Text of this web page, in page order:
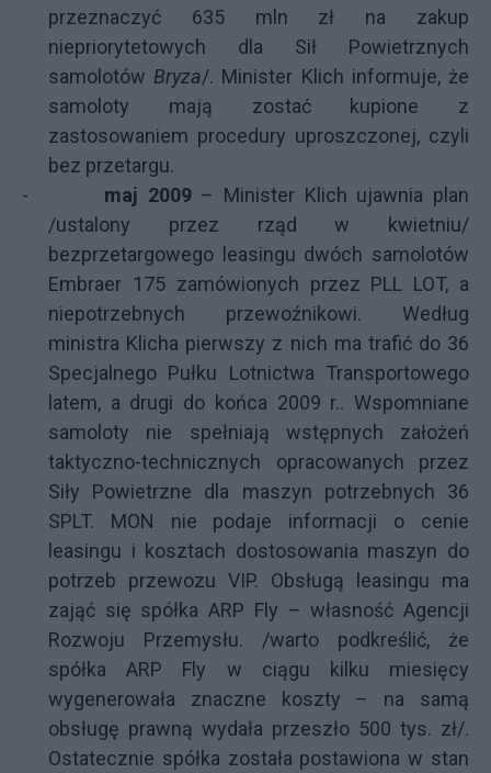
przeznaczyć 635 mln zł na zakup
niepriorytetowych dla Sił Powietrznych
samolotów Bryza/. Minister Klich informuje, że
samoloty mają zostać kupione z
zastosowaniem procedury uproszczonej, czyli
bez przetargu.
-
maj 2009– Minister Klich ujawnia plan
/ustalony przez rząd w kwietniu/
bezprzetargowego leasingu dwóch samolotów
Embraer 175 zamówionych przez PLL LOT, a
niepotrzebnych przewoźnikowi. Według
ministra Klicha pierwszy z nich ma trafić do 36
Specjalnego Pułku Lotnictwa Transportowego
latem, a drugi do końca 2009 r.. Wspomniane
samoloty nie spełniają wstępnych założeń
taktyczno-technicznych opracowanych przez
Siły Powietrzne dla maszyn potrzebnych 36
SPLT. MON nie podaje informacji o cenie
leasingu i kosztach dostosowania maszyn do
potrzeb przewozu VIP. Obsługą leasingu ma
zająć się spółka ARP Fly – własność Agencji
Rozwoju Przemysłu. /warto podkreślić, że
spółka ARP Fly w ciągu kilku miesięcy
wygenerowała znaczne koszty – na samą
obsługę prawną wydała przeszło 500 tys. zł/.
Ostatecznie spółka została postawiona w stan